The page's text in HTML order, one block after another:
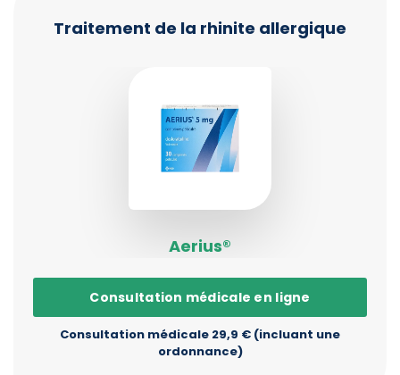
Traitement de la rhinite allergique
Aerius®
Consultation médicale en ligne
Consultation médicale 29,9 € (incluant une
ordonnance)